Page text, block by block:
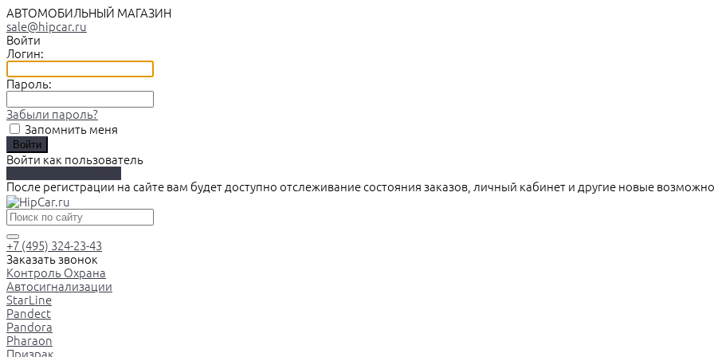
АВТОМОБИЛЬНЫЙ МАГАЗИН
sale@hipcar.ru
Войти
Логин:
Пароль:
Забыли пароль?
Запомнить меня
Войти как пользователь
После регистрации на сайте вам будет доступно отслеживание состояния заказов, личный кабинет и другие новые
+7 (495) 324-23-43
Заказать звонок
Контроль Охрана
Автосигнализации
StarLine
Pandect
Pandora
Pharaon
Призрак